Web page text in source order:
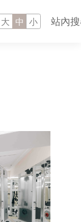
大 中 小 站內